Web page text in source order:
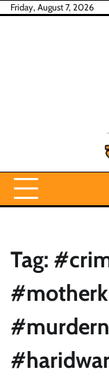
SkipFriday, August 7, 2026
Tag: